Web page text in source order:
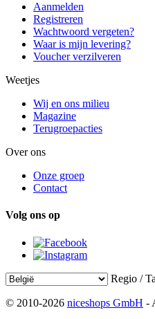
Aanmelden
Registreren
Wachtwoord vergeten?
Waar is mijn levering?
Voucher verzilveren
Weetjes
Wij en ons milieu
Magazine
Terugroepacties
Over ons
Onze groep
Contact
Volg ons op
Regio /
© 2010-2026 niceshops GmbH -